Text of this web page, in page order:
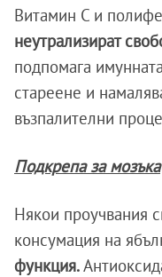
Витамин C и
неутрализират
подпомага
стареене и
възпалителни
Подкрепа за мозъка
Някои проучвания
консумация на
функция.